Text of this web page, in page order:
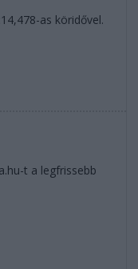
as köridővel.
t a legfrissebb